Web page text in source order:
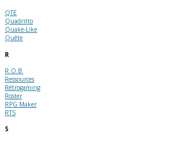
QTE
Quadritto
Quake-Like
Quête
R
R.O.B.
Ressources
Rétrogaming
Roster
RPG Maker
RTS
S